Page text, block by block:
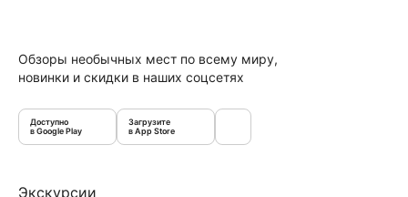
Обзоры необычных мест по всему миру,
новинки и скидки в наших соцсетях
Доступно
в Google Play
Загрузите
в App Store
Экскурсии